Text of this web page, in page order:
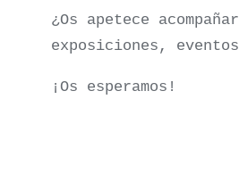
¿Os apetece
exposiciones,
¡Os esperamos!